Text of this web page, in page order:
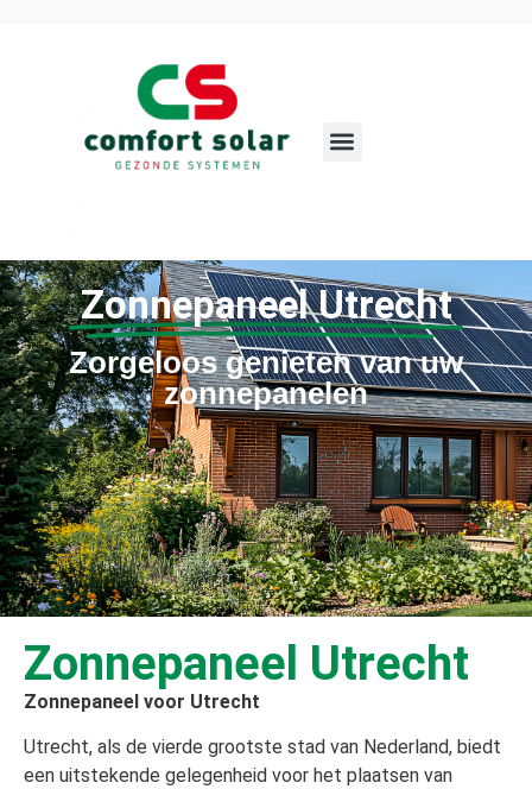
Zonnepaneel Utrecht
Zorgeloos genieten van uw
zonnepanelen
Zonnepaneel Utrecht
Zonnepaneel voor Utrecht
Utrecht, als de vierde grootste stad van Nederland, biedt
een uitstekende gelegenheid voor het plaatsen van